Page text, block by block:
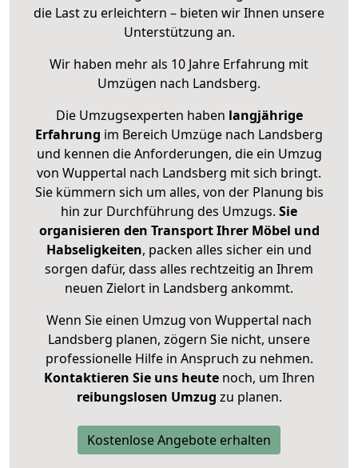
die Last zu erleichtern – bieten wir Ihnen unsere
Unterstützung an.
Wir haben mehr als 10 Jahre Erfahrung mit
Umzügen nach Landsberg.
Die Umzugsexperten haben langjährige
Erfahrung im Bereich Umzüge nach Landsberg
und kennen die Anforderungen, die ein Umzug
von Wuppertal nach Landsberg mit sich bringt.
Sie kümmern sich um alles, von der Planung bis
hin zur Durchführung des Umzugs. Sie
organisieren den Transport Ihrer Möbel und
Habseligkeiten, packen alles sicher ein und
sorgen dafür, dass alles rechtzeitig an Ihrem
neuen Zielort in Landsberg ankommt.
Wenn Sie einen Umzug von Wuppertal nach
Landsberg planen, zögern Sie nicht, unsere
professionelle Hilfe in Anspruch zu nehmen.
Kontaktieren Sie uns heutenoch, um Ihren
reibungslosen Umzug zu planen.
Kostenlose Angebote erhalten